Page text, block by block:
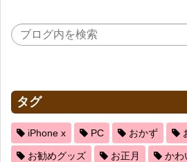
タグ
iPhone x PC おかず
お勧めグッズ お正月 かわ